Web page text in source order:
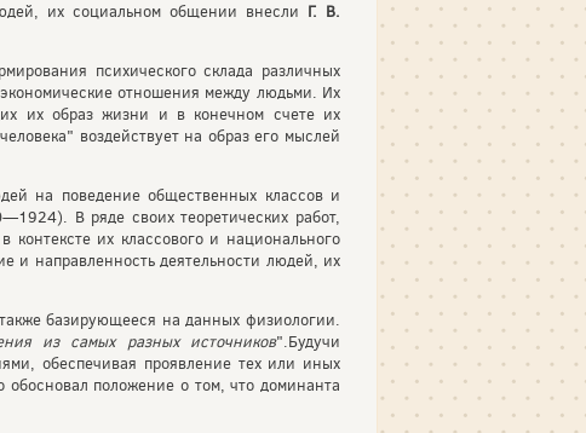
их социальном общении внесли Г. В.
психического склада различных
отношения между людьми. Их
их образ жизни и в конечном счете их
воздействует на образ его мыслей
на поведение общественных классов и
В ряде своих теоретических работ,
их классового и национального
и направленность деятельности людей, их
базирующееся на данных физиологии.
из самых разных источников".Будучи
обеспечивая проявление тех или иных
положение о том, что доминанта